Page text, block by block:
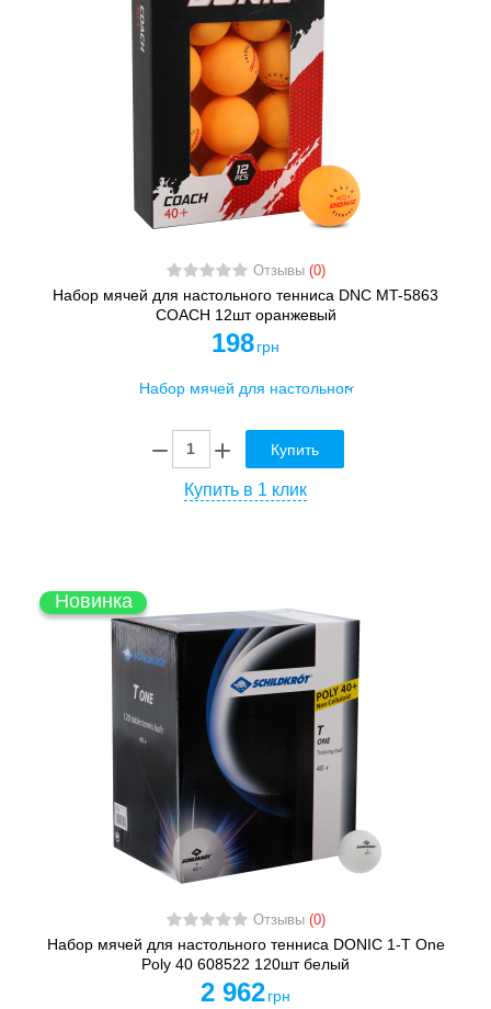
Отзывы (0)
Набор мячей для настольного тенниса DNC MT-5863
COACH 12шт оранжевый
198 грн
Купить
Купить в 1 клик
Новинка
Отзывы (0)
Набор мячей для настольного тенниса DONIC 1-T One
Poly 40 608522 120шт белый
2 962 грн